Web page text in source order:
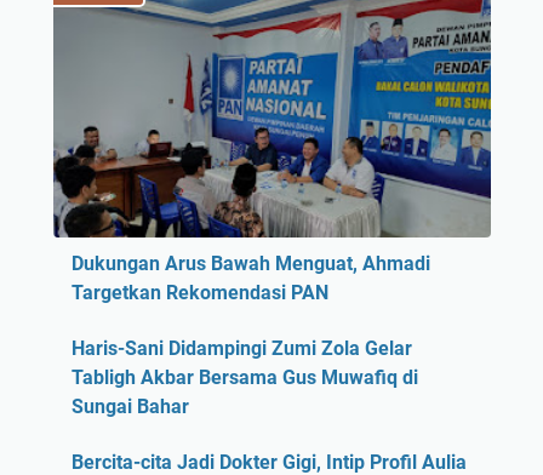
Dukungan Arus Bawah Menguat, Ahmadi
Targetkan Rekomendasi PAN
Haris-Sani Didampingi Zumi Zola Gelar
Tabligh Akbar Bersama Gus Muwafiq di
Sungai Bahar
Bercita-cita Jadi Dokter Gigi, Intip Profil Aulia